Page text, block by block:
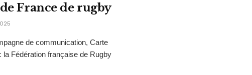
France de rugby
de communication, Carte
Fédération française de Rugby